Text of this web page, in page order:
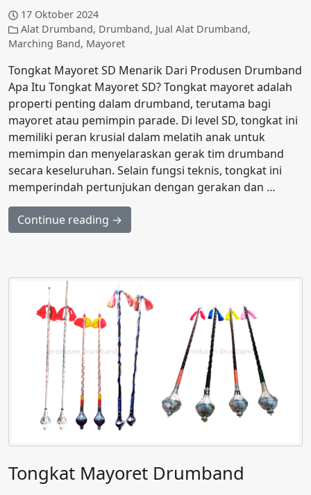
17 Oktober 2024
Alat Drumband, Drumband, Jual Alat Drumband,
Marching Band, Mayoret
Tongkat Mayoret SD Menarik Dari Produsen Drumband
Apa Itu Tongkat Mayoret SD? Tongkat mayoret adalah
properti penting dalam drumband, terutama bagi
mayoret atau pemimpin parade. Di level SD, tongkat ini
memiliki peran krusial dalam melatih anak untuk
memimpin dan menyelaraskan gerak tim drumband
secara keseluruhan. Selain fungsi teknis, tongkat ini
memperindah pertunjukan dengan gerakan dan …
Continue reading →
Tongkat Mayoret Drumband